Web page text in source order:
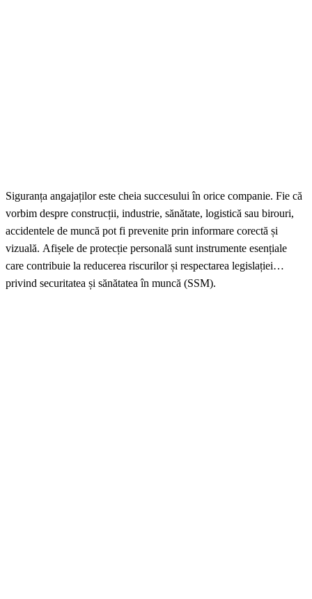
Siguranța angajaților este cheia succesului în orice companie. Fie că
vorbim despre construcții, industrie, sănătate, logistică sau birouri,
accidentele de muncă pot fi prevenite prin informare corectă și
vizuală. Afișele de protecție personală sunt instrumente esențiale
care contribuie la reducerea riscurilor și respectarea legislației
privind securitatea și sănătatea în muncă (SSM).